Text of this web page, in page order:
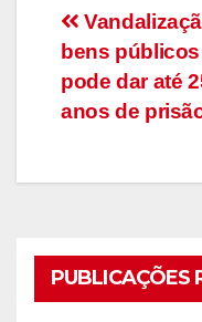
de
artigos
bens públicos
pode dar até
anos de
PUBLICAÇÕES